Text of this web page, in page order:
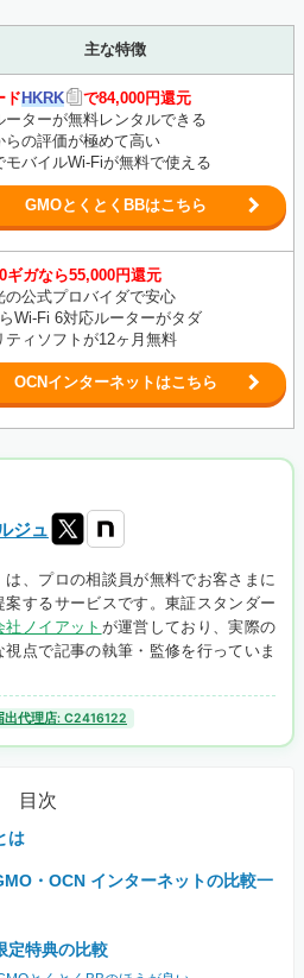
主な特徴
ドHKRK
で84,000円還元
ーターが無料レンタルできる
らの評価が極めて高い
モバイルWi-Fiが無料で使える
GMOとくとくBBはこちら
ギガなら55,000円還元
の公式プロバイダで安心
Wi-Fi 6対応ルーターがタダ
ティソフトが12ヶ月無料
OCNインターネットはこちら
ジュ
は、プロの相談員が無料でお客さまに
するサービスです。東証スタンダー
社ノイアット が運営しており、実際の
点で記事の執筆・監修を行っていま
出代理店: C2416122
目次
は
・OCN インターネットの比較一
定特典の比較